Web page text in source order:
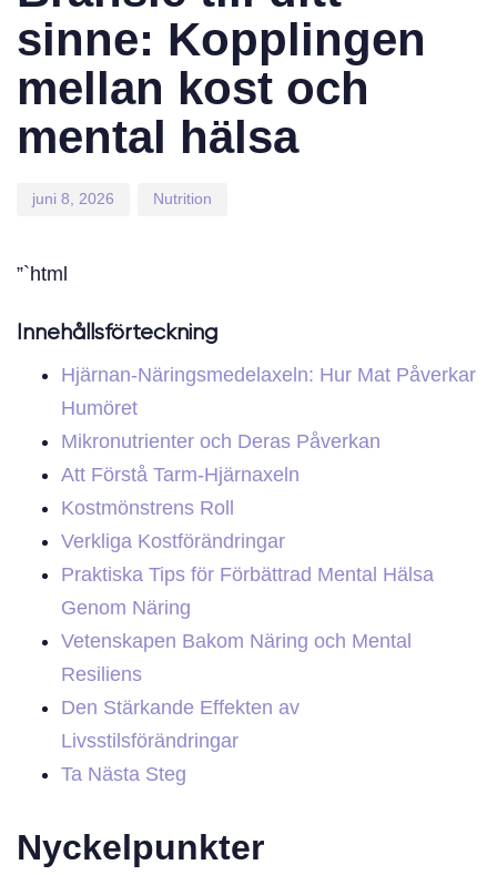
sinne: Kopplingen
mellan kost och
mental hälsa
juni 8, 2026 Nutrition
”`html
Innehållsförteckning
Hjärnan-Näringsmedelaxeln: Hur Mat Påverkar
Humöret
Mikronutrienter och Deras Påverkan
Att Förstå Tarm-Hjärnaxeln
Kostmönstrens Roll
Verkliga Kostförändringar
Praktiska Tips för Förbättrad Mental Hälsa
Genom Näring
Vetenskapen Bakom Näring och Mental
Resiliens
Den Stärkande Effekten av
Livsstilsförändringar
Ta Nästa Steg
Nyckelpunkter